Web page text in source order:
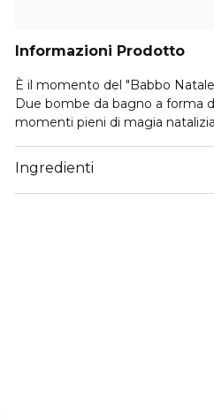
Informazioni Prodotto
È il momento del "Babbo
Due bombe da bagno a forma
momenti pieni di magia
Ingredienti